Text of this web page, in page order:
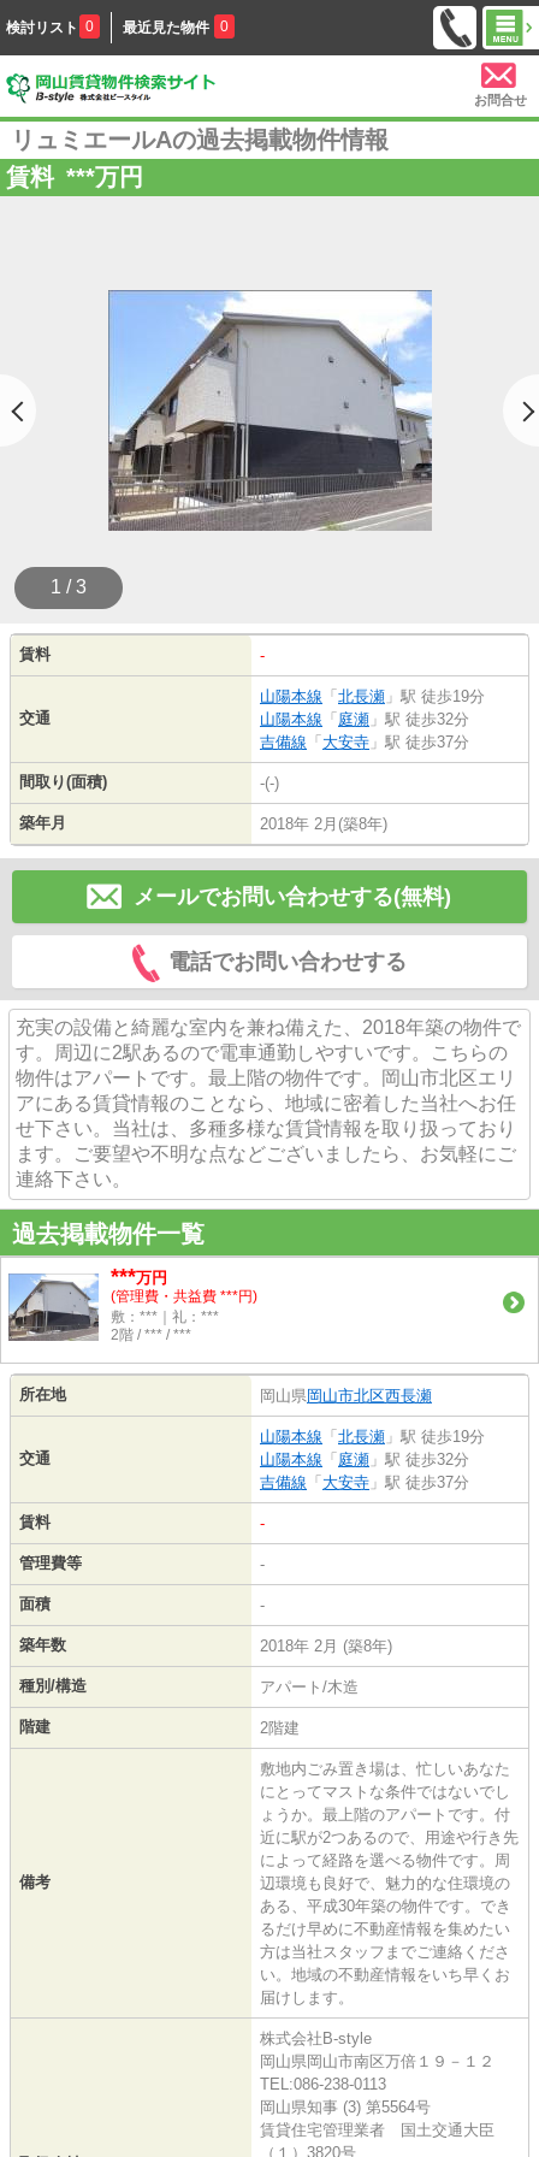
検討リスト 0 最近見た物件 0
お問合せ
リュミエールAの過去掲載物件情報
賃料 ***万円
1 / 3
賃料 -
交通
山陽本線 「 北長瀬 」駅 徒歩19分
山陽本線 「 庭瀬 」駅 徒歩32分
吉備線 「 大安寺 」駅 徒歩37分
間取り(面積) -(-)
築年月 2018年 2月(築8年)
メールでお問い合わせする(無料)
電話でお問い合わせする
充実の設備と綺麗な室内を兼ね備えた、2018年築の物件で
す。周辺に2駅あるので電車通勤しやすいです。こちらの
物件はアパートです。最上階の物件です。岡山市北区エリ
アにある賃貸情報のことなら、地域に密着した当社へお任
せ下さい。当社は、多種多様な賃貸情報を取り扱っており
ます。ご要望や不明な点などございましたら、お気軽にご
連絡下さい。
過去掲載物件一覧
***万円
(管理費・共益費 ***円)
敷：***｜礼：***
2階 / *** / ***
所在地 岡山県岡山市北区西長瀬
交通
山陽本線 「 北長瀬 」駅 徒歩19分
山陽本線 「 庭瀬 」駅 徒歩32分
吉備線 「 大安寺 」駅 徒歩37分
賃料 -
管理費等 -
面積 -
築年数 2018年 2月 (築8年)
種別/構造 アパート/木造
階建 2階建
備考
敷地内ごみ置き場は、忙しいあなた
にとってマストな条件ではないでし
ょうか。最上階のアパートです。付
近に駅が2つあるので、用途や行き先
によって経路を選べる物件です。周
辺環境も良好で、魅力的な住環境の
ある、平成30年築の物件です。でき
るだけ早めに不動産情報を集めたい
方は当社スタッフまでご連絡くださ
い。地域の不動産情報をいち早くお
届けします。
株式会社B-style
岡山県岡山市南区万倍１９－１２
TEL:086-238-0113
岡山県知事 (3) 第5564号
賃貸住宅管理業者 国土交通大臣
（１）3820号